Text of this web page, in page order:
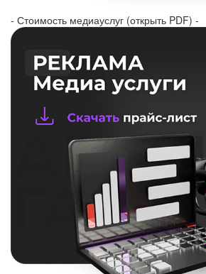
- Стоимость медиауслуг (открыть PDF) -